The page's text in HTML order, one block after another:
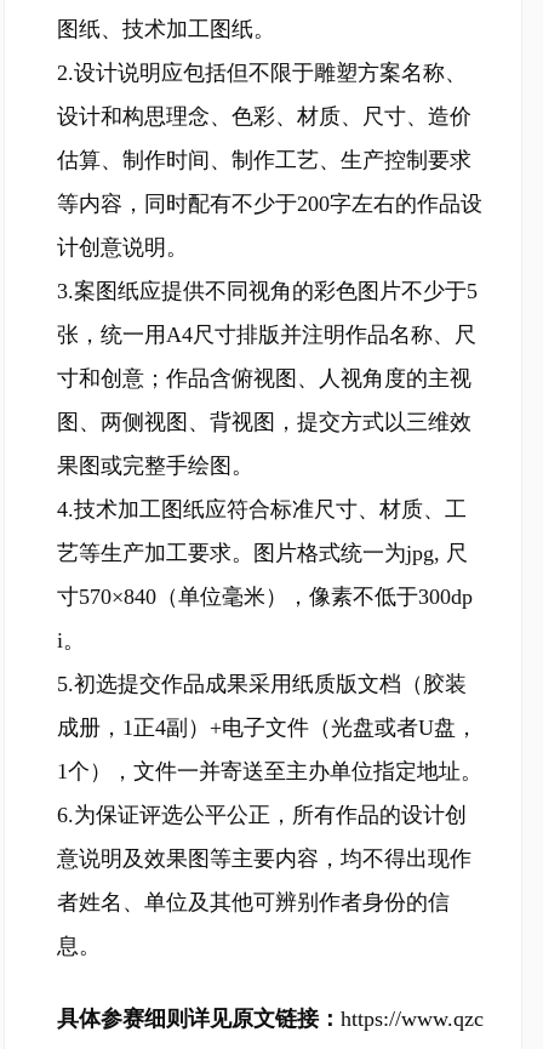
图纸、技术加工图纸。
2.设计说明应包括但不限于雕塑方案名称、
设计和构思理念、色彩、材质、尺寸、造价
估算、制作时间、制作工艺、生产控制要求
等内容，同时配有不少于200字左右的作品设
计创意说明。
3.案图纸应提供不同视角的彩色图片不少于5
张，统一用A4尺寸排版并注明作品名称、尺
寸和创意；作品含俯视图、人视角度的主视
图、两侧视图、背视图，提交方式以三维效
果图或完整手绘图。
4.技术加工图纸应符合标准尺寸、材质、工
艺等生产加工要求。图片格式统一为jpg, 尺
寸570×840（单位毫米），像素不低于300dp
i。
5.初选提交作品成果采用纸质版文档（胶装
成册，1正4副）+电子文件（光盘或者U盘，
1个），文件一并寄送至主办单位指定地址。
6.为保证评选公平公正，所有作品的设计创
意说明及效果图等主要内容，均不得出现作
者姓名、单位及其他可辨别作者身份的信
息。
具体参赛细则详见原文链接： https://www.qzc